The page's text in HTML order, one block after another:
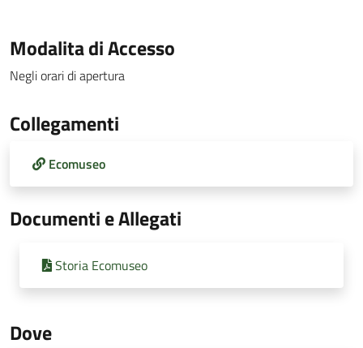
Modalita di Accesso
Negli orari di apertura
Collegamenti
Ecomuseo
Documenti e Allegati
Storia Ecomuseo
Dove